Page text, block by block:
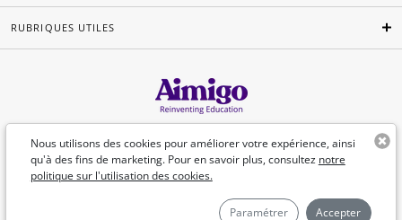
Nous utilisons des cookies pour améliorer votre expérience, ainsi
qu'à des fins de marketing. Pour en savoir plus, consultez notre
politique sur l'utilisation des cookies.
Paramétrer Accepter
RUBRIQUES UTILES
Français
©Aimigo 2026